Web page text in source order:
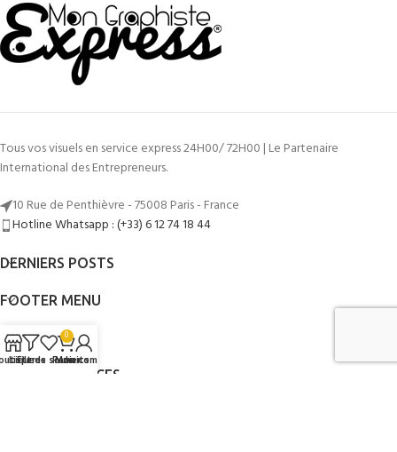
Tous vos visuels en service express 24H00/ 72H00 | Le Partenaire
International des Entrepreneurs.
10 Rue de Penthièvre - 75008 Paris - France
Hotline Whatsapp : (+33) 6 12 74 18 44
DERNIERS POSTS
FOOTER MENU
LIENS UTILES
AUTRES SERVICES
Filtres
Liste de souhaits
0
Panier
Mon compte